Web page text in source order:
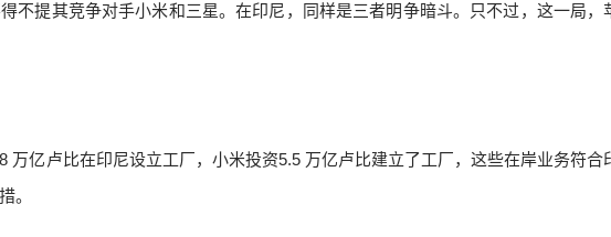
不提其竞争对手小米和三星。在印尼，同样是三者明争暗斗。只不过，这一局，
万亿卢比在印尼设立工厂，小米投资5.5 万亿卢比建立了工厂，这些在岸业务符合
。